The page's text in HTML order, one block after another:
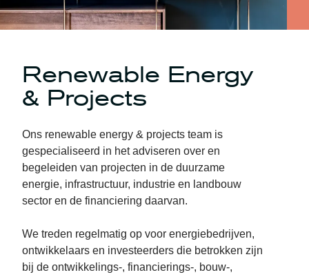
Renewable Energy
& Projects
Ons renewable energy & projects team is
gespecialiseerd in het adviseren over en
begeleiden van projecten in de duurzame
energie, infrastructuur, industrie en landbouw
sector en de financiering daarvan.
We treden regelmatig op voor energiebedrijven,
ontwikkelaars en investeerders die betrokken zijn
bij de ontwikkelings-, financierings-, bouw-,